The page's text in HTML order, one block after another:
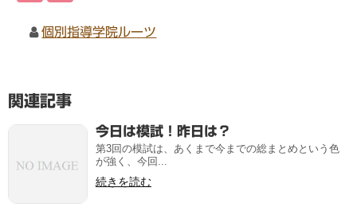
個別指導学院ルーツ
関連記事
今日は模試！昨日は？
第3回の模試は、あくまで今までの総まとめという色
が強く、今回...
続きを読む